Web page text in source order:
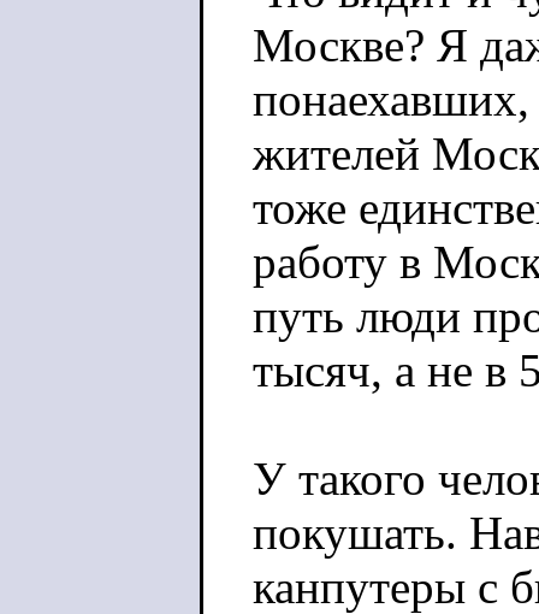
Москве? Я
жителей
тоже
работу в
путь люди
тысяч, а не в
У такого
покушать.
канпутеры с